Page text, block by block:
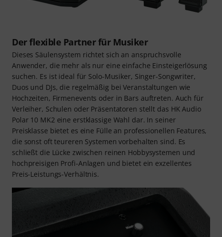
Der flexible Partner für Musiker
Dieses Säulensystem richtet sich an anspruchsvolle
Anwender, die mehr als nur eine einfache Einsteigerlösung
suchen. Es ist ideal für Solo-Musiker, Singer-Songwriter,
Duos und DJs, die regelmäßig bei Veranstaltungen wie
Hochzeiten, Firmenevents oder in Bars auftreten. Auch für
Verleiher, Schulen oder Präsentatoren stellt das HK Audio
Polar 10 MK2 eine erstklassige Wahl dar. In seiner
Preisklasse bietet es eine Fülle an professionellen Features,
die sonst oft teureren Systemen vorbehalten sind. Es
schließt die Lücke zwischen reinen Hobbysystemen und
hochpreisigen Profi-Anlagen und bietet ein exzellentes
Preis-Leistungs-Verhältnis.